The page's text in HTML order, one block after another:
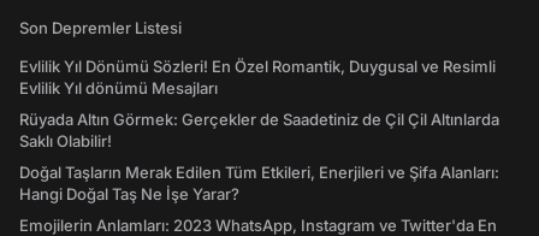
Son Depremler Listesi
Evlilik Yıl Dönümü Sözleri! En Özel Romantik, Duygusal ve Resimli
Evlilik Yıl dönümü Mesajları
Rüyada Altın Görmek: Gerçekler de Saadetiniz de Çil Çil Altınlarda
Saklı Olabilir!
Doğal Taşların Merak Edilen Tüm Etkileri, Enerjileri ve Şifa Alanları:
Hangi Doğal Taş Ne İşe Yarar?
Emojilerin Anlamları: 2023 WhatsApp, Instagram ve Twitter'da En